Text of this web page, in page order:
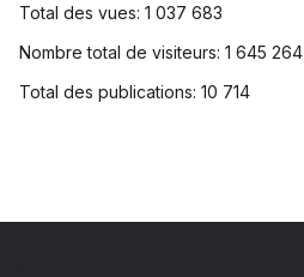
Total des vues: 1 037 683
Nombre total de visiteurs: 1 645 264
Total des publications: 10 714